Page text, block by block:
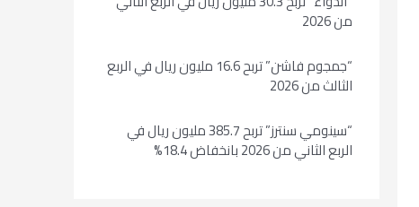
من 2026
“جمجوم فاشن” تربح 16.6 مليون ريال في الربع
الثالث من 2026
“سينومي سنترز” تربح 385.7 مليون ريال في
الربع الثاني من 2026 بانخفاض 18.4%